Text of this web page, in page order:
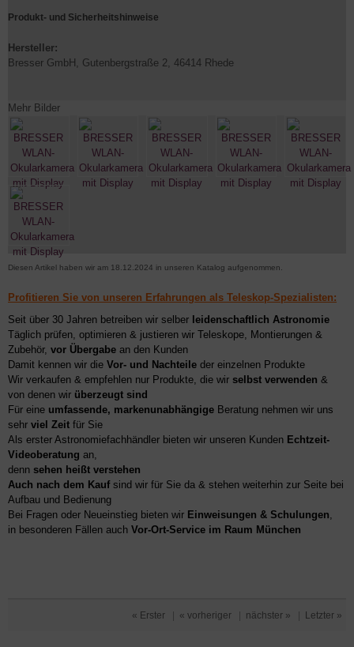
Produkt- und Sicherheitshinweise
Hersteller:
Bresser GmbH, Gutenbergstraße 2, 46414 Rhede
Mehr Bilder
Diesen Artikel haben wir am 18.12.2024 in unseren Katalog aufgenommen.
Profitieren Sie von unseren Erfahrungen als Teleskop-Spezialisten:
Seit über 30 Jahren betreiben wir selber leidenschaftlich Astronomie
Täglich prüfen, optimieren & justieren wir Teleskope, Montierungen &
Zubehör, vor Übergabe an den Kunden
Damit kennen wir die Vor- und Nachteile der einzelnen Produkte
Wir verkaufen & empfehlen nur Produkte, die wir selbst verwenden &
von denen wir überzeugt sind
Für eine umfassende, markenunabhängige Beratung nehmen wir uns
sehr viel Zeit für Sie
Als erster Astronomiefachhändler bieten wir unseren Kunden Echtzeit-
Videoberatung an,
denn sehen heißt verstehen
Auch nach dem Kaufsind wir für Sie da & stehen weiterhin zur Seite bei
Aufbau und Bedienung
Bei Fragen oder Neueinstieg bieten wir Einweisungen & Schulungen,
in besonderen Fällen auch Vor-Ort-Service im Raum München
« Erster « vorheriger nächster » Letzter »